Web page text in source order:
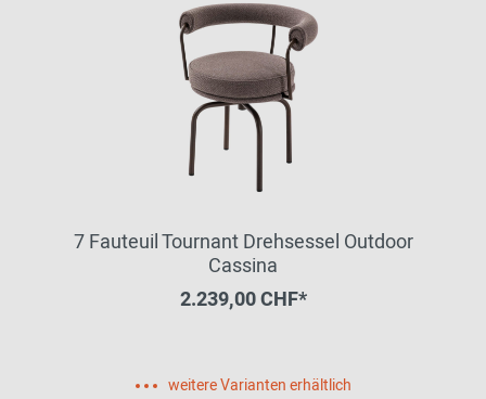
7 Fauteuil Tournant Drehsessel Outdoor
Cassina
2.239,00 CHF*
weitere Varianten erhältlich